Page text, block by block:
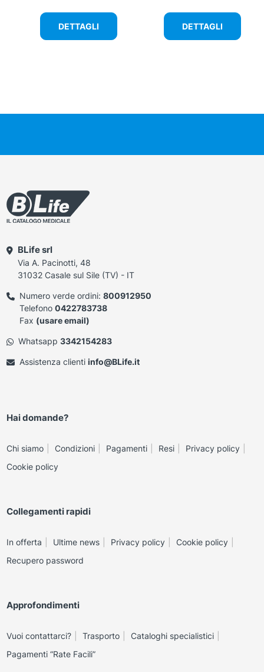
DETTAGLI DETTAGLI
BLife srl
Via A. Pacinotti, 48
31032 Casale sul Sile (TV) - IT
Numero verde ordini: 800912950
Telefono 0422783738
Fax (usare email)
Whatsapp 3342154283
Assistenza clienti info@BLife.it
Hai domande?
Chi siamo Condizioni Pagamenti Resi
Privacy policy
Cookie policy
Collegamenti rapidi
In offerta Ultime news Privacy policy
Cookie policy
Recupero password
Approfondimenti
Vuoi contattarci? Trasporto
Cataloghi specialistici
Pagamenti “Rate Facili”